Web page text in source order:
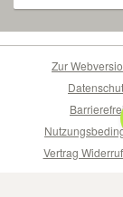
Zur
Vertrag